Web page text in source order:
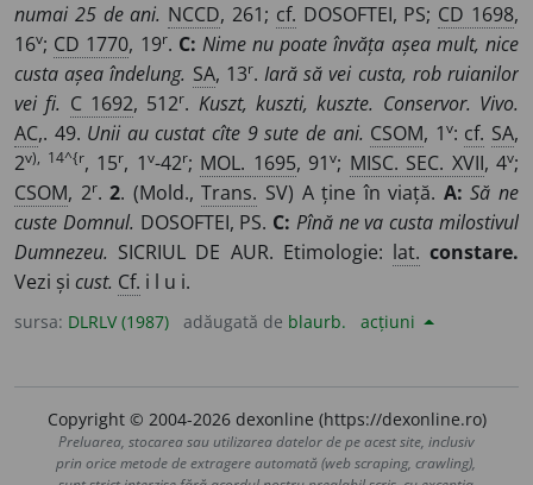
numai 25 de ani. NCCD, 261; cf. DOSOFTEI, PS; CD 1698,
16v; CD 1770, 19r. C: Nime nu poate învăța așea mult, nice
custa așea îndelung. SA, 13r.Iară să vei custa, rob ruianilor
vei fi. C 1692, 512r. Kuszt, kuszti, kuszte. Conservor. Vivo.
AC,. 49. Unii au custat cîte 9 sute de ani. CSOM, 1v: cf. SA,
2v), 14^{r, 15r, 1v-42r; MOL. 1695, 91v; MISC. SEC. XVII, 4v;
CSOM, 2r.2. (Mold.,Trans. SV) A ține în viață. A: Să ne
custe Domnul. DOSOFTEI, PS. C: Pînă ne va custa milostivul
Dumnezeu. SICRIUL DE AUR. Etimologie: lat. constare.
Vezi și cust. Cf. i l u i.
sursa: DLRLV (1987) adăugată de blaurb. acțiuni
Copyright © 2004-2026 dexonline (https://dexonline.ro)
Preluarea, stocarea sau utilizarea datelor de pe acest site, inclusiv
prin orice metode de extragere automată (web scraping, crawling),